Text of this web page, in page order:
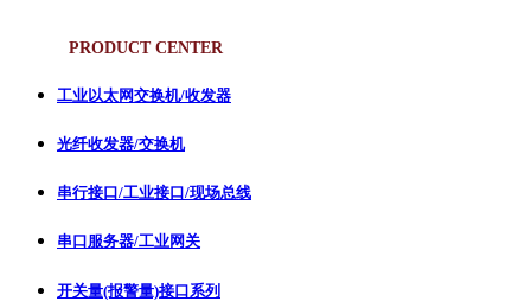
PRODUCT CENTER
工业以太网交换机/收发器
光纤收发器/交换机
串行接口/工业接口/现场总线
串口服务器/工业网关
开关量(报警量)接口系列